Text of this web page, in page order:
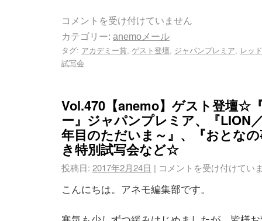
コメントを受け付けていません
カテゴリー: anemoメール
タグ: アカデミー賞, ゲスト登壇, ジャパンプレミア, レッ
試写会
Vol.470【anemo】ゲスト登壇☆
ー』ジャパンプレミア、『LION
年目のただいま～』、『おとな
き特別試写会など☆
投稿日: 2017年2月24日 | コメントを受け付けてい
こんにちは。アネモ編集部です。